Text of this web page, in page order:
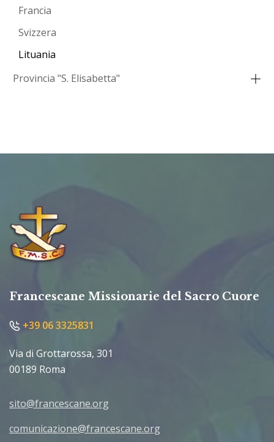
Francia
Svizzera
Lituania
Provincia "S. Elisabetta"
Francescane Missionarie del Sacro Cuore
+39 06 3325831
Via di Grottarossa, 301
00189 Roma
sito@francescane.org
comunicazione@francescane.org